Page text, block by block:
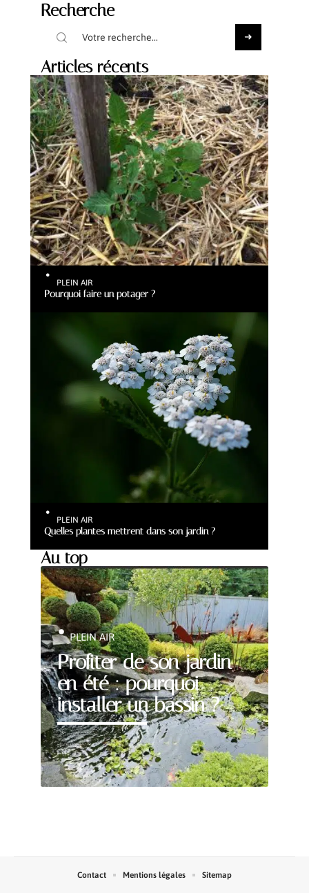
Recherche
Articles récents
PLEIN AIR
Pourquoi faire un potager ?
PLEIN AIR
Quelles plantes mettrent dans son jardin ?
Au top
Profiter de son jardin
en été : pourquoi
installer un bassin ?
PLEIN AIR
Contact Mentions légales Sitemap